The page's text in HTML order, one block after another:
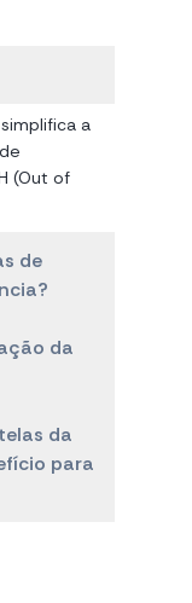
a
(Out of
de
da
da
para